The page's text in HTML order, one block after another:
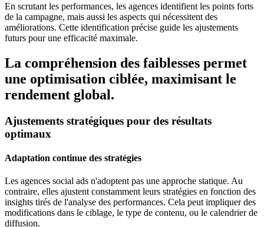
En scrutant les performances, les agences identifient les points forts
de la campagne, mais aussi les aspects qui nécessitent des
améliorations. Cette identification précise guide les ajustements
futurs pour une efficacité maximale.
La compréhension des faiblesses permet
une optimisation ciblée, maximisant le
rendement global.
Ajustements stratégiques pour des résultats
optimaux
Adaptation continue des stratégies
Les agences social ads n'adoptent pas une approche statique. Au
contraire, elles ajustent constamment leurs stratégies en fonction des
insights tirés de l'analyse des performances. Cela peut impliquer des
modifications dans le ciblage, le type de contenu, ou le calendrier de
diffusion.